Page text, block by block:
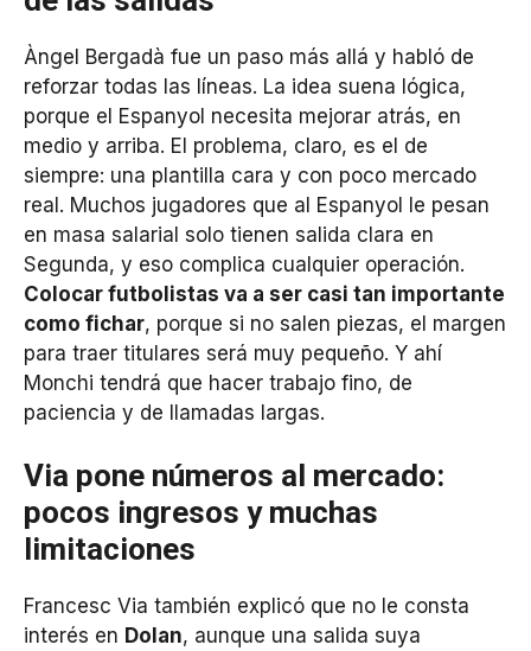
Àngel Bergadà fue un paso más allá y habló de
reforzar todas las líneas. La idea suena lógica,
porque el Espanyol necesita mejorar atrás, en
medio y arriba. El problema, claro, es el de
siempre: una plantilla cara y con poco mercado
real. Muchos jugadores que al Espanyol le pesan
en masa salarial solo tienen salida clara en
Segunda, y eso complica cualquier operación.
Colocar futbolistas va a ser casi tan importante
como fichar, porque si no salen piezas, el margen
para traer titulares será muy pequeño. Y ahí
Monchi tendrá que hacer trabajo fino, de
paciencia y de llamadas largas.
Via pone números al mercado:
pocos ingresos y muchas
limitaciones
Francesc Via también explicó que no le consta
interés en Dolan, aunque una salida suya